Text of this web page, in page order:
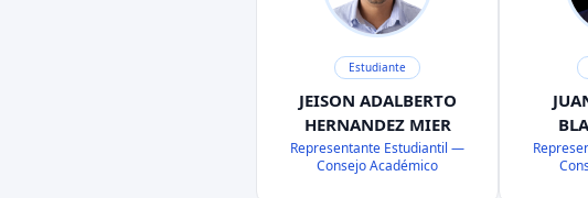
Estudiante
JEISON ADALBERTO
HERNANDEZ MIER
Representante Estudiantil —
Consejo Académico